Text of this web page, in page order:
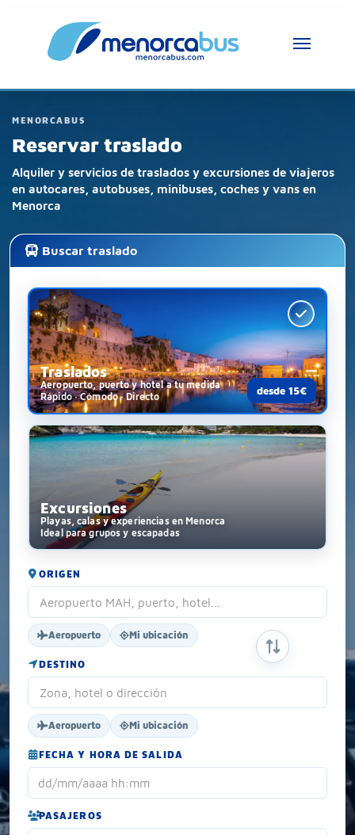
MENORCABUS
Reservar traslado
Alquiler y servicios de traslados y excursiones de viajeros
en autocares, autobuses, minibuses, coches y vans en
Menorca
Buscar traslado
Traslados
Aeropuerto, puerto y hotel a tu medida
Rápido · Cómodo · Directo
desde 15€
Excursiones
Playas, calas y experiencias en Menorca
Ideal para grupos y escapadas
ORIGEN
Aeropuerto Mi ubicación
DESTINO
Aeropuerto Mi ubicación
FECHA Y HORA DE SALIDA
PASAJEROS
Asistente MenorcaBus
Hola, soy el asistente de MenorcaBus. ¿En
qué puedo ayudarte?